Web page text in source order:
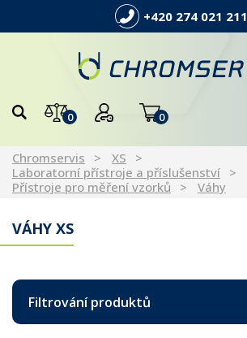
+420 274 021 211
0 0
Chromservis
XS
Laboratorní přístroje a příslušenství
Přístroje pro měření vzorků
Váhy
VÁHY XS
Filtrování produktů